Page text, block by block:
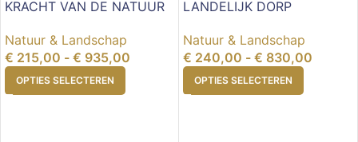
KRACHT VAN DE NATUUR
Natuur & Landschap
€ 215,00 - € 935,00
OPTIES SELECTEREN
LANDELIJK DORP
Natuur & Landschap
€ 240,00 - € 830,00
OPTIES SELECTEREN